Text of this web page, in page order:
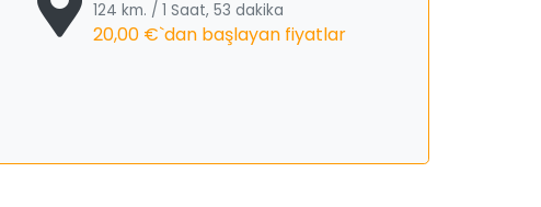
124 km. / 1 Saat, 53 dakika
20,00 €`dan başlayan fiyatlar